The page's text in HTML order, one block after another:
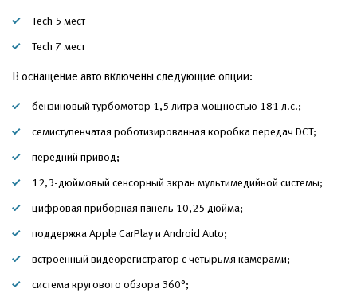
Tech 5 мест
Tech 7 мест
В оснащение авто включены следующие опции:
бензиновый турбомотор 1,5 литра мощностью 181 л.с.;
семиступенчатая роботизированная коробка передач DCT;
передний привод;
12,3-дюймовый сенсорный экран мультимедийной системы;
цифровая приборная панель 10,25 дюйма;
поддержка Apple CarPlay и Android Auto;
встроенный видеорегистратор с четырьмя камерами;
система кругового обзора 360°;